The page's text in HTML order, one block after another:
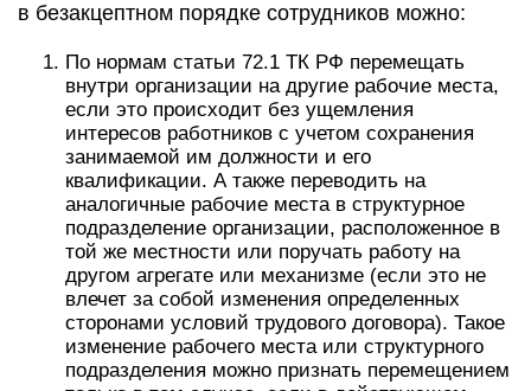
в безакцептном порядке сотрудников можно:
По нормам статьи 72.1 ТК РФ перемещать
внутри организации на другие рабочие места,
если это происходит без ущемления
интересов работников с учетом сохранения
занимаемой им должности и его
квалификации. А также переводить на
аналогичные рабочие места в структурное
подразделение организации, расположенное в
той же местности или поручать работу на
другом агрегате или механизме (если это не
влечет за собой изменения определенных
сторонами условий трудового договора). Такое
изменение рабочего места или структурного
подразделения можно признать перемещением